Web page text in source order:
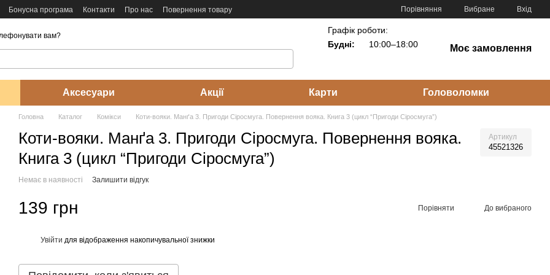
Бонусна програма Контакти Про нас
Повернення товару
Порівняння Вибране Вхід
вам?
Графік роботи:
Будні:
10:00–18:00 Моє замовлення
Аксесуари Акції Карти Головоломки
Головна Каталог Комікси Коти-вояки. Манґа 3. Пригоди Сіросмуга. Повернення вояка. Книга 3 (цикл “Пригоди Сіросмуга”)
Коти-вояки. Манґа 3. Пригоди Сіросмуга. Повернення вояка.
Книга 3 (цикл “Пригоди Сіросмуга”)
Артикул
45521326
Немає в наявності Залишити відгук
139 грн Порівняти До вибраного
Увійти для відображення накопичувальної знижки